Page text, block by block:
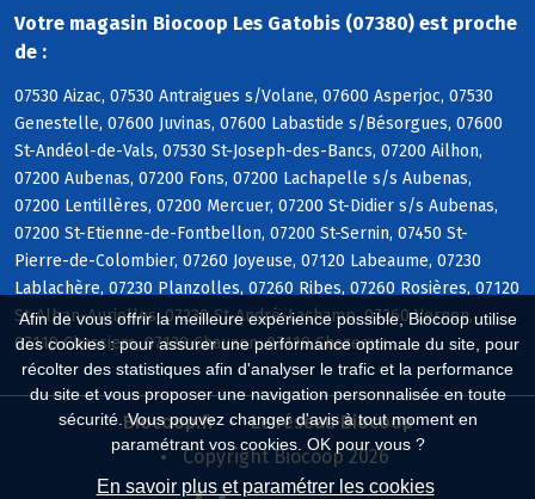
Afin de vous offrir la meilleure expérience possible, Biocoop utilise
des cookies : pour assurer une performance optimale du site, pour
récolter des statistiques afin d'analyser le trafic et la performance
du site et vous proposer une navigation personnalisée en toute
sécurité. Vous pouvez changer d'avis à tout moment en
paramétrant vos cookies. OK pour vous ?
En savoir plus et paramétrer les cookies
Votre magasin Biocoop Les Gatobis (07380) est proche
de :
07530 Aizac, 07530 Antraigues s/Volane, 07600 Asperjoc, 07530
Genestelle, 07600 Juvinas, 07600 Labastide s/Bésorgues, 07600
St-Andéol-de-Vals, 07530 St-Joseph-des-Bancs, 07200 Ailhon,
07200 Aubenas, 07200 Fons, 07200 Lachapelle s/s Aubenas,
07200 Lentillères, 07200 Mercuer, 07200 St-Didier s/s Aubenas,
07200 St-Etienne-de-Fontbellon, 07200 St-Sernin, 07450 St-
Pierre-de-Colombier, 07260 Joyeuse, 07120 Labeaume, 07230
Lablachère, 07230 Planzolles, 07260 Ribes, 07260 Rosières, 07120
St-Alban-Auriolles, 07230 St-André-Lachamp, 07260 Vernon,
07110 Chassiers, 07120 Chauzon, 07110 Chazeaux
Biocoop.fr
Le réseau Biocoop
Copyright Biocoop 2026